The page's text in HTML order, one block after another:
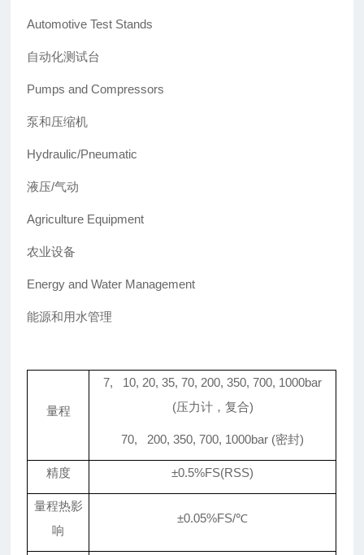
Automotive Test Stands
自动化测试台
Pumps and Compressors
泵和压缩机
Hydraulic/Pneumatic
液压/气动
Agriculture Equipment
农业设备
Energy and Water Management
能源和用水管理
量程
7, 10, 20, 35, 70, 200, 350, 700, 1000bar
(压力计，复合)
70, 200, 350, 700, 1000bar (密封)
精度 ±0.5%FS(RSS)
量程热影
响
±0.05%FS/℃